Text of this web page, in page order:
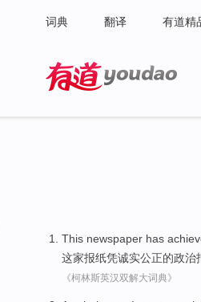
词典 翻译 有道精
This newspaper has
这家报纸凭诚实公正的政治
《柯林斯英汉双解大词典》